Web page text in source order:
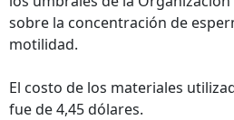
sobre la concentración de
motilidad.
El costo de los materiales
fue de 4,45 dólares.